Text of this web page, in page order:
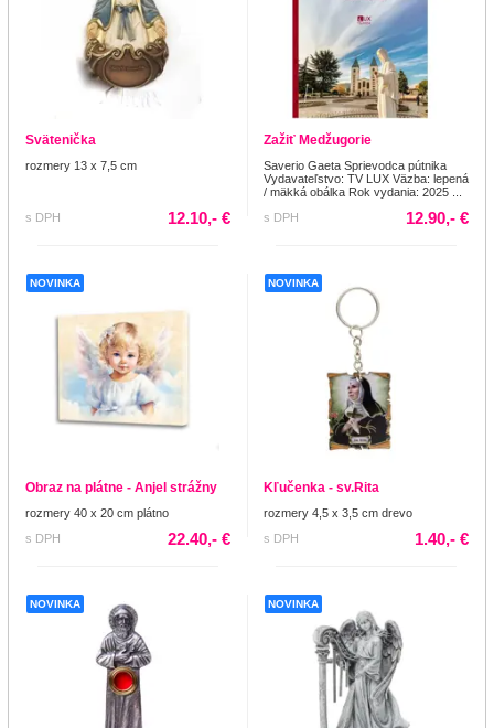
Svätenička
rozmery 13 x 7,5 cm
s DPH 12.10,- €
Zažiť Medžugorie
Saverio Gaeta Sprievodca pútnika
Vydavateľstvo: TV LUX Väzba: lepená
/ mäkká obálka Rok vydania: 2025 ...
s DPH
12.90,- €
NOVINKA
Obraz na plátne - Anjel strážny
rozmery 40 x 20 cm plátno
s DPH
22.40,- €
NOVINKA
Kľučenka - sv.Rita
rozmery 4,5 x 3,5 cm drevo
s DPH
1.40,- €
NOVINKA NOVINKA